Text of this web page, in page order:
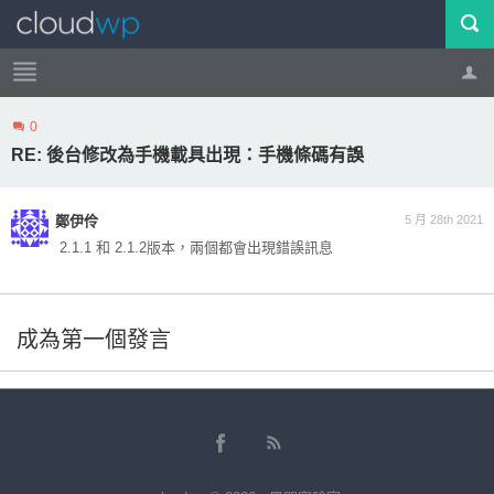
帳號 登出
0
RE: 後台修改為手機載具出現：手機條碼有誤
5 月 28th 2021
鄭伊伶
2.1.1 和 2.1.2版本，兩個都會出現錯誤訊息
成為第一個發言